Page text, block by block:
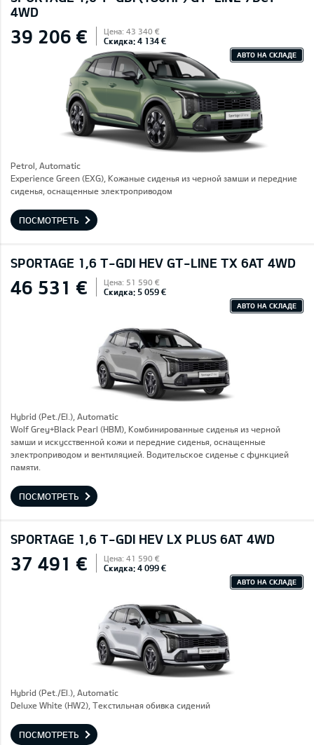
4WD
39 206 € Цена: 43 340 €
Скидка: 4 134 €
АВТО НА СКЛАДЕ
Petrol, Automatic
Experience Green (EXG), Кожаные сиденья из черной замши и передние
сиденья, оснащенные электроприводом
ПОСМОТРЕТЬ
SPORTAGE 1,6 T-GDI HEV GT-LINE TX 6AT 4WD
46 531 € Цена: 51 590 €
Скидка: 5 059 €
АВТО НА СКЛАДЕ
Hybrid (Pet./El.), Automatic
Wolf Grey+Black Pearl (HBM), Комбинированные сиденья из черной
замши и искусственной кожи и передние сиденья, оснащенные
электроприводом и вентиляцией. Водительское сиденье с функцией
памяти.
ПОСМОТРЕТЬ
SPORTAGE 1,6 T-GDI HEV LX PLUS 6AT 4WD
37 491 € Цена: 41 590 €
Скидка: 4 099 €
АВТО НА СКЛАДЕ
Hybrid (Pet./El.), Automatic
Deluxe White (HW2), Текстильная обивка сидений
ПОСМОТРЕТЬ